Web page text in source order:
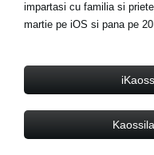
impartasi cu familia si
martie pe iOS si pana pe